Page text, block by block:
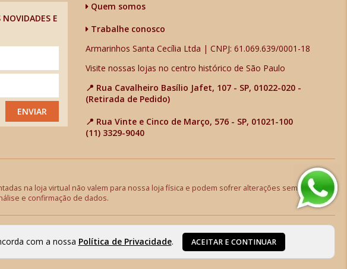
NOVIDADES E
ENVIAR
Quem somos
Trabalhe conosco
Armarinhos Santa Cecília Ltda | CNPJ: 61.069.639/0001-18
Visite nossas lojas no centro histórico de São Paulo
📍 Rua Cavalheiro Basílio Jafet, 107 - SP, 01022-020 -
(Retirada de Pedido)
📍 Rua Vinte e Cinco de Março, 576 - SP, 01021-100
(11) 3329-9040
na loja virtual não valem para nossa loja física e podem sofrer alterações sem aviso
e confirmação de dados.
com a nossa Política de Privacidade. ACEITAR E CONTINUAR